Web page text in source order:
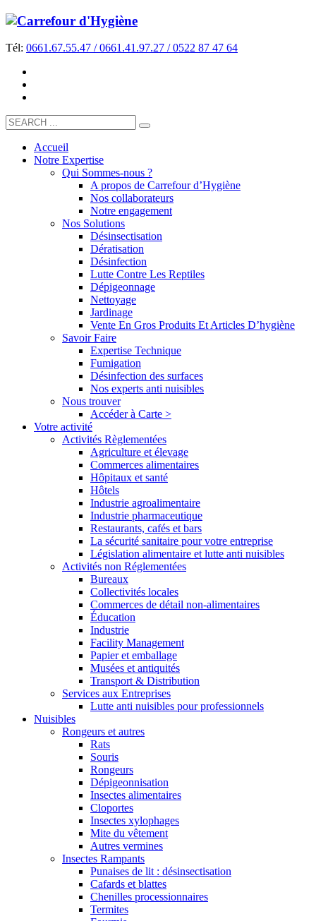
Tél: 0661.67.55.47 / 0661.41.97.27 / 0522 87 47 64
Accueil
Notre Expertise
Qui Sommes-nous ?
A propos de Carrefour d’Hygiène
Nos collaborateurs
Notre engagement
Nos Solutions
Désinsectisation
Dératisation
Désinfection
Lutte Contre Les Reptiles
Dépigeonnage
Nettoyage
Jardinage
Vente En Gros Produits Et Articles D’hygiène
Savoir Faire
Expertise Technique
Fumigation
Désinfection des surfaces
Nos experts anti nuisibles
Nous trouver
Accéder à Carte >
Votre activité
Activités Règlementées
Agriculture et élevage
Commerces alimentaires
Hôpitaux et santé
Hôtels
Industrie agroalimentaire
Industrie pharmaceutique
Restaurants, cafés et bars
La sécurité sanitaire pour votre entreprise
Législation alimentaire et lutte anti nuisibles
Activités non Réglementées
Bureaux
Collectivités locales
Commerces de détail non-alimentaires
Éducation
Industrie
Facility Management
Papier et emballage
Musées et antiquités
Transport & Distribution
Services aux Entreprises
Lutte anti nuisibles pour professionnels
Nuisibles
Rongeurs et autres
Rats
Souris
Rongeurs
Dépigeonnisation
Insectes alimentaires
Cloportes
Insectes xylophages
Mite du vêtement
Autres vermines
Insectes Rampants
Punaises de lit : désinsectisation
Cafards et blattes
Chenilles processionnaires
Termites